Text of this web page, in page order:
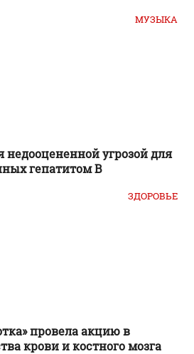
МУЗЫКА
недооцененной угрозой для
гепатитом B
ЗДОРОВЬЕ
провела акцию в
крови и костного мозга